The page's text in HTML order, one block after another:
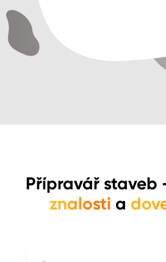
Přípravář staveb
znalosti a